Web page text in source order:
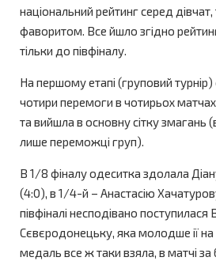
національний рейтинг серед
фаворитом. Все йшло згідно
тільки до півфіналу.
На першому етапі (груповий
чотири перемоги в чотирьох
та вийшла в основну сітку змагань
лише переможці груп).
В 1/8 фіналу одеситка здолала
(4:0), в 1/4-й – Анастасію
півфіналі несподівано поступилася
Сєвєродонецьку, яка молодше ії
медаль все ж таки взяла, в матчі